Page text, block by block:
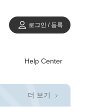
로그인 / 등록
Help Center
더 보기 